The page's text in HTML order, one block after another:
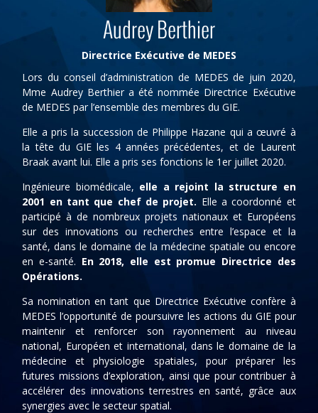
Audrey Berthier
Directrice Exécutive de MEDES
Lors du conseil d’administration de MEDES de juin 2020,
Mme Audrey Berthier a été nommée Directrice Exécutive
de MEDES par l’ensemble des membres du GIE.
Elle a pris la succession de Philippe Hazane qui a œuvré à
la tête du GIE les 4 années précédentes, et de Laurent
Braak avant lui. Elle a pris ses fonctions le 1er juillet 2020.
Ingénieure biomédicale, elle a rejoint la structure en
2001 en tant que chef de projet. Elle a coordonné et
participé à de nombreux projets nationaux et Européens
sur des innovations ou recherches entre l’espace et la
santé, dans le domaine de la médecine spatiale ou encore
en e-santé. En 2018, elle est promue Directrice des
Opérations.
Sa nomination en tant que Directrice Exécutive confère à
MEDES l’opportunité de poursuivre les actions du GIE pour
maintenir et renforcer son rayonnement au niveau
national, Européen et international, dans le domaine de la
médecine et physiologie spatiales, pour préparer les
futures missions d’exploration, ainsi que pour contribuer à
accélérer des innovations terrestres en santé, grâce aux
synergies avec le secteur spatial.